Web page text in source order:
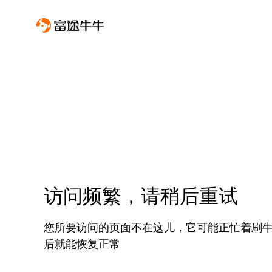
访问频繁，请稍后重试
您所要访问的页面不在这儿，它可能正忙着刷
后就能恢复正常